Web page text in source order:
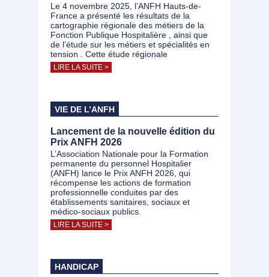
Le 4 novembre 2025, l’ANFH Hauts-de-
France a présenté les résultats de la
cartographie régionale des métiers de la
Fonction Publique Hospitalière , ainsi que
de l’étude sur les métiers et spécialités en
tension . Cette étude régionale
LIRE LA SUITE >
VIE DE L’ANFH
Lancement de la nouvelle édition du
Prix ANFH 2026
L’Association Nationale pour la Formation
permanente du personnel Hospitalier
(ANFH) lance le Prix ANFH 2026, qui
récompense les actions de formation
professionnelle conduites par des
établissements sanitaires, sociaux et
médico-sociaux publics.
LIRE LA SUITE >
HANDICAP